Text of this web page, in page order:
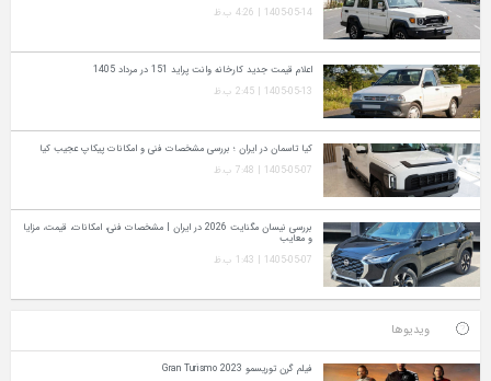
1405-05-14 | 4:26 ب.ظ
اعلام قیمت جدید کارخانه وانت پراید 151 در مرداد 1405
1405-05-13 | 2:45 ب.ظ
کیا تاسمان در ایران ؛ بررسی مشخصات فنی و امکانات پیکاپ عجیب کیا
1405-05-07 | 7:48 ب.ظ
بررسی نیسان مگنایت 2026 در ایران | مشخصات فنی، امکانات، قیمت، مزایا
و معایب
1405-05-07 | 1:43 ب.ظ
ویدیوها
فیلم گرن توریسمو Gran Turismo 2023